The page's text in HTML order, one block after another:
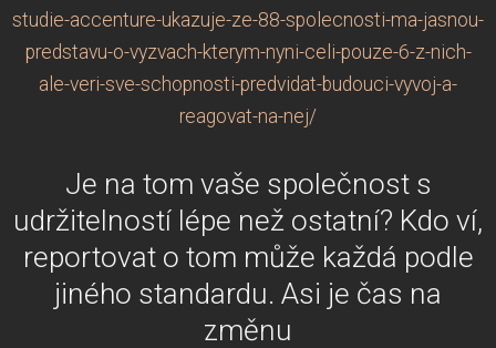
studie-accenture-ukazuje-ze-88-spolecnosti-ma-jasnou-
predstavu-o-vyzvach-kterym-nyni-celi-pouze-6-z-nich-
ale-veri-sve-schopnosti-predvidat-budouci-vyvoj-a-
reagovat-na-nej/
Je na tom vaše společnost s
udržitelností lépe než ostatní? Kdo ví,
reportovat o tom může každá podle
jiného standardu. Asi je čas na
změnu